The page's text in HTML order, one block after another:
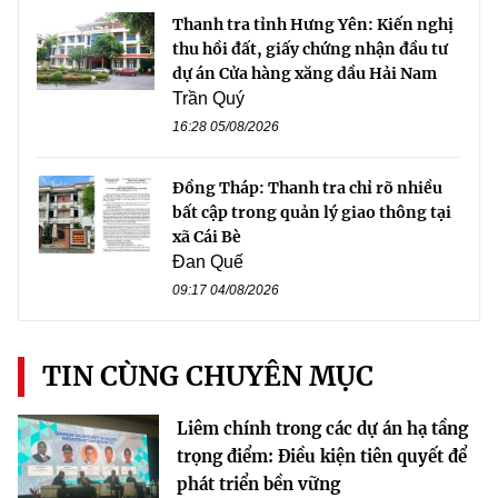
Thanh tra tỉnh Hưng Yên: Kiến nghị
thu hồi đất, giấy chứng nhận đầu tư
dự án Cửa hàng xăng dầu Hải Nam
Trần Quý
16:28 05/08/2026
Đồng Tháp: Thanh tra chỉ rõ nhiều
bất cập trong quản lý giao thông tại
xã Cái Bè
Đan Quế
09:17 04/08/2026
TIN CÙNG CHUYÊN MỤC
Liêm chính trong các dự án hạ tầng
trọng điểm: Điều kiện tiên quyết để
phát triển bền vững